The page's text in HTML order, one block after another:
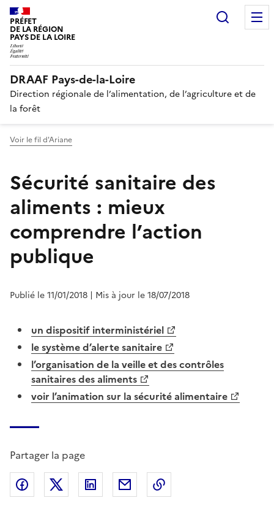
PRÉFET
DE LA RÉGION
PAYS DE LA LOIRE
DRAAF Pays-de-la-Loire
Direction régionale de l’alimentation, de l’agriculture et de
la forêt
Voir le fil d'Ariane
Sécurité sanitaire des
aliments : mieux
comprendre l’action
publique
Publié le 11/01/2018 | Mis à jour le 18/07/2018
un dispositif interministériel
le système d’alerte sanitaire
l’organisation de la veille et des contrôles
sanitaires des aliments
voir l’animation sur la sécurité alimentaire
Partager la page
Partager sur Facebook
Partager sur X (anciennement Twitter)
Partager sur LinkedIn
Partager par email